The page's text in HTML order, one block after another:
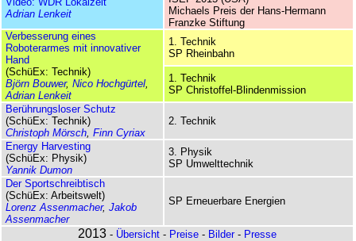
Adrian Lenkeit
Michaels Preis der Hans-Hermann
Franzke Stiftung
Verbesserung eines
Roboterarmes mit innovativer
Hand
(SchüEx: Technik)
Björn Bouwer, Nico Hochgürtel
Adrian Lenkeit
1. Technik
SP Rheinbahn
1. Technik
SP Christoffel-Blindenmission
Berührungsloser Schutz
(SchüEx: Technik)
Christoph Mörsch Finn Cyriax
2. Technik
Energy Harvesting
(SchüEx: Physik)
Yannik Dumon
3. Physik
SP Umwelttechnik
Der Sportschreibtisch
(SchüEx: Arbeitswelt)
Lorenz Assenmacher, Jakob
Assenmacher
SP Erneuerbare Energien
2013 - Übersicht - Preise - Bilder - Presse